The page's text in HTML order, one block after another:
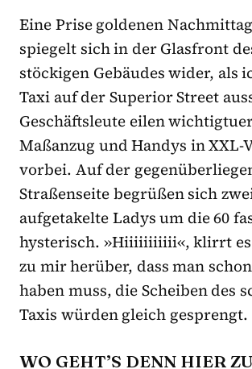
Eine Prise goldenen
spiegelt sich in der Glasfront
stöckigen Gebäudes wider, als
Taxi auf der Superior Street
Geschäftsleute eilen
Maßanzug und Handys in XXL-
vorbei. Auf der
Straßenseite begrüßen sich
aufgetakelte Ladys um die 60
hysterisch. »Hiiiiiiiiiii«, klirrt
zu mir herüber, dass man
haben muss, die Scheiben des
Taxis würden gleich gesprengt.
WO GEHT’S DENN HIER